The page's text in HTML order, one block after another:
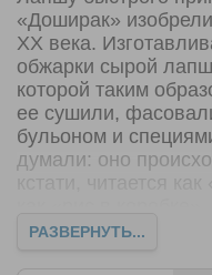
«Доширак»
XX века.
обжарки сырой
которой таким
ее сушили,
бульоном и
думали: оно
РАЗВЕРНУТЬ...